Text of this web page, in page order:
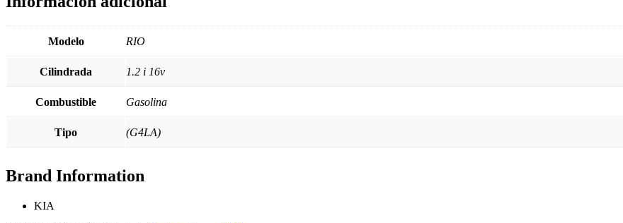
Modelo RIO
Cilindrada 1.2 i 16v
Combustible Gasolina
Tipo (G4LA)
Brand Information
KIA